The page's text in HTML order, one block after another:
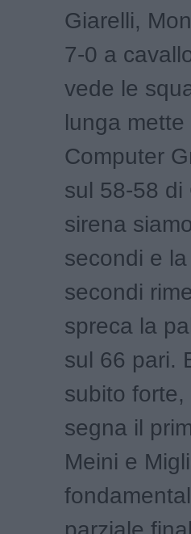
Giarelli,
7-0 a
vede le
lunga
Computer
sul 58-58 di
sirena
secondi e
secondi
spreca la
sul 66 pari.
subito
segna il
Meini e